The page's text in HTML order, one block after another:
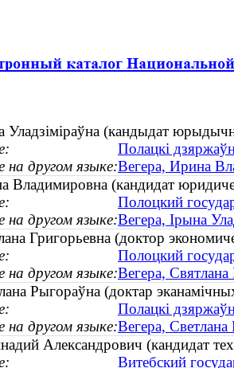
Уладзіміраўна (кандыдат
Полацкі
другом языке:Вегера, Ирина
Владимировна (кандидат
Полоцкий
другом языке:Вегера, Ірына
Григорьевна (доктор
Полоцкий
другом языке:Вегера,
Рыгораўна (доктар
Полацкі
другом языке:Вегера,
Александрович (кандидат
Витебский